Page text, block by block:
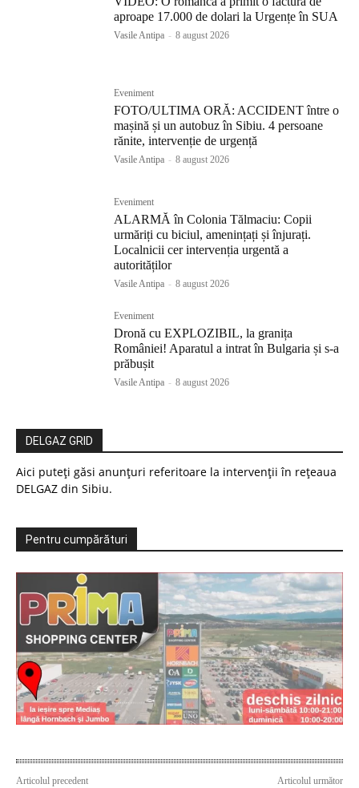
aproape 17.000 de dolari la Urgențe în SUA
Vasile Antipa - 8 august 2026
Eveniment
FOTO/ULTIMA ORĂ: ACCIDENT între o
mașină și un autobuz în Sibiu. 4 persoane
rănite, intervenție de urgență
Vasile Antipa - 8 august 2026
Eveniment
ALARMĂ în Colonia Tălmaciu: Copii
urmăriți cu biciul, amenințați și înjurați.
Localnicii cer intervenția urgentă a
autorităților
Vasile Antipa - 8 august 2026
Eveniment
Dronă cu EXPLOZIBIL, la granița
României! Aparatul a intrat în Bulgaria și s-a
prăbușit
Vasile Antipa - 8 august 2026
DELGAZ GRID
Aici puteți găsi anunțuri referitoare la intervenții în rețeaua
DELGAZ din Sibiu.
Pentru cumpărături
Articolul precedent
Articolul următor